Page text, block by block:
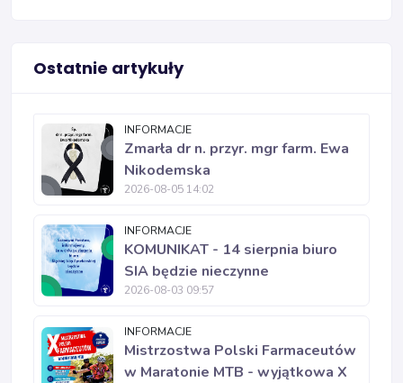
Ostatnie artykuły
INFORMACJE
Zmarła dr n. przyr. mgr farm. Ewa
Nikodemska
2026-08-05 14:02
INFORMACJE
KOMUNIKAT - 14 sierpnia biuro
SIA będzie nieczynne
2026-08-03 09:57
INFORMACJE
Mistrzostwa Polski Farmaceutów
w Maratonie MTB - wyjątkowa X